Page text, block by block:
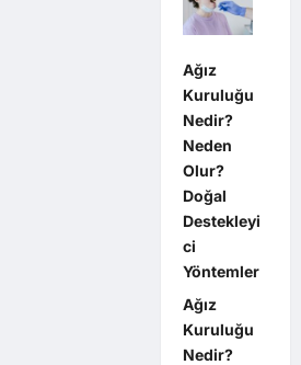
Ağız
Kuruluğu
Nedir?
Neden
Olur?
Doğal
Destekleyi
ci
Yöntemler
Ağız
Kuruluğu
Nedir?